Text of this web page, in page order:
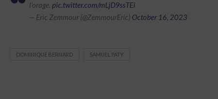
l’orage. pic.twitter.com/mLjD9ssTEi
— Eric Zemmour (@ZemmourEric) October 16, 2023
DOMINIQUE BERNARD SAMUEL PATY